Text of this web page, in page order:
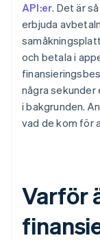
API:er. Det är
erbjuda
och betala i
några
i bakgrunden.
vad de kom för
Varför